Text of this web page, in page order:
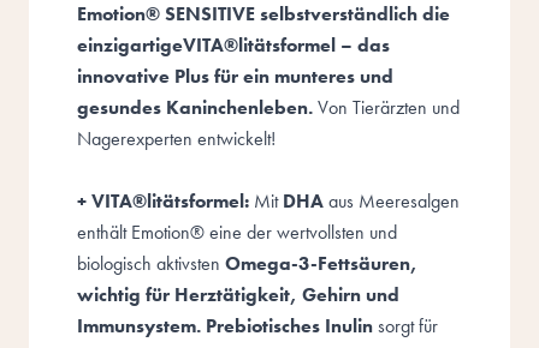
Emotion® SENSITIVEselbstverständlich die
einzigartigeVITA®litätsformel – das
innovative Plus für ein munteres und
gesundes Kaninchenleben.Von Tierärzten und
Nagerexperten entwickelt!
+ VITA®litätsformel: MitDHAaus Meeresalgen
enthält Emotion® eine der wertvollsten und
biologisch aktivsten Omega-3-Fettsäuren,
wichtig für Herztätigkeit, Gehirn und
Immunsystem. Prebiotisches Inulinsorgt für